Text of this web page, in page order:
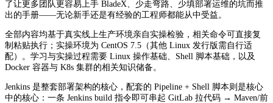
了让更多团队更容易上手 BladeX、少走弯路、少填部署运维的坑而推
出的手册——无论新手还是有经验的工程师都能从中受益。
全部内容均基于真实线上生产环境亲自实操检验，相关命令可直接复
制粘贴执行；实操环境为 CentOS 7.5（其他 Linux 发行版需自行适
配）。学习与实操过程需要 Linux 操作基础、Shell 脚本基础，以及
Docker 容器与 K8s 集群的相关知识储备。
Jenkins 是整套部署架构的核心，配套的 Pipeline + Shell 脚本则是核心
中的核心：一条 Jenkins build 指令即可串起 GitLab 拉代码 → Maven/前